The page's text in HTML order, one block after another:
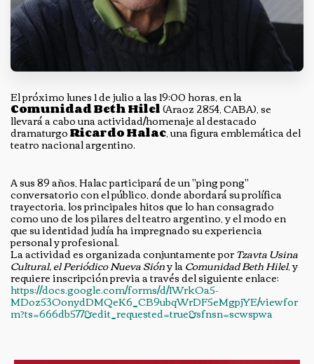
El próximo lunes 1 de julio a las 19:00 horas, en la
ComunidadBeth Hilel(Araoz 2854, CABA), se
llevará a cabo una actividad/homenaje al destacado
dramaturgoRicardo Halac, una figura emblemática del
teatro nacional argentino.
A sus 89 años, Halac participará de un "ping pong"
conversatorio con el público, donde abordará su prolífica
trayectoria, los principales hitos que lo han consagrado
como uno de los pilares del teatro argentino, y el modo en
que su identidad judía ha impregnado su experiencia
personal y profesional.
La actividad es organizada conjuntamente porTzavta Usina
Cultural, el Periódico Nueva Sióny laComunidad Beth Hilel, y
requiere inscripción previa a través del siguiente enlace:
https://docs.google.com/forms/d/1WrkOa5-
MDoz53OonydDMQeK6_CB9ubqWrDF5eMgpjYE/viewfor
m?ts=666db577&edit_requested=true&sfnsn=scwspwa